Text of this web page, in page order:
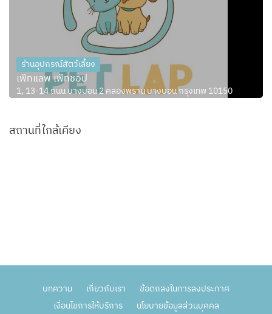
ร้านอุปกรณ์สัตว์เลี้ยง
เพ็ทแลพ เพ็ทชอป
1, 13-14 ถนน บางบอน 2 คลองพราน บางบอน กรุงเทพ 10150
สถานที่ใกล้เคียง
บทความ เกี่ยวกับเรา
ข้อตกลงในการลงประกาศ
เงื่อนไขการให้บริการ
นโยบายข้อมูลส่วนบุคคล